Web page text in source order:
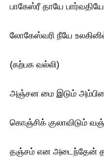
பாகேஸ்ரீ தாயே
லோகேஸ்வரி நீயே
(கற்பக வல்லி)
அஞ்சன மை இடும்
கொஞ்சிக் குலாவிடும்
தஞ்சம் என அடைந்தேன்